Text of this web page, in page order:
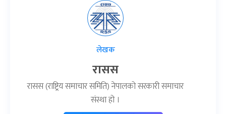
लेखक
रासस
रासस (राष्ट्रिय समाचार समिति) नेपालको सरकारी समाचार
संस्था हो ।